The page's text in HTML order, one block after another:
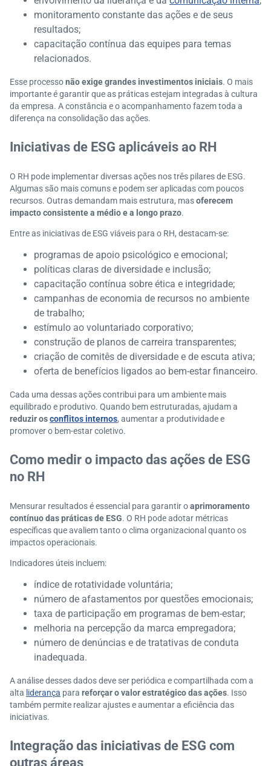
monitoramento constante das ações e de seus
resultados;
capacitação contínua das equipes para temas
relacionados.
Esse processonão exige grandes investimentos iniciais. O mais
importante é garantir que as práticas estejam integradas à cultura
da empresa. A constância e o acompanhamento fazem toda a
diferença na consolidação das ações.
Iniciativas de ESG aplicáveis ao RH
O RH pode implementar diversas ações nos três pilares de ESG.
Algumas são mais comuns e podem ser aplicadas com poucos
recursos. Outras demandam mais estrutura, masoferecem
impacto consistente a médio e a longo prazo.
Entre as iniciativas de ESG viáveis para o RH, destacam-se:
programas de apoio psicológico e emocional;
políticas claras de diversidade e inclusão;
capacitação contínua sobre ética e integridade;
campanhas de economia de recursos no ambiente
de trabalho;
estímulo ao voluntariado corporativo;
construção de planos de carreira transparentes;
criação de comitês de diversidade e de escuta ativa;
oferta de benefícios ligados ao bem-estar financeiro.
Cada uma dessas ações contribui para um ambiente mais
equilibrado e produtivo. Quando bem estruturadas, ajudam a
reduzir osconflitos internos, aumentar a produtividade e
promover o bem-estar coletivo.
Como medir o impacto das ações de ESG
no RH
Mensurar resultados é essencial para garantir oaprimoramento
contínuo das práticas de ESG. O RH pode adotar métricas
específicas que avaliem tanto o clima organizacional quanto os
impactos operacionais.
Indicadores úteis incluem:
índice de rotatividade voluntária;
número de afastamentos por questões emocionais;
taxa de participação em programas de bem-estar;
melhoria na percepção da marca empregadora;
número de denúncias e de tratativas de conduta
inadequada.
A análise desses dados deve ser periódica e compartilhada com a
alta liderança para reforçar o valor estratégico das ações. Isso
também permite realizar ajustes e aumentar a eficiência das
iniciativas.
Integração das iniciativas de ESG com
outras áreas